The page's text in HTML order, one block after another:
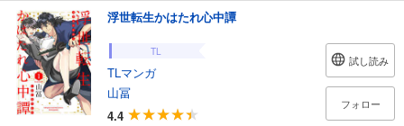
浮世転生かはたれ心中譚
TL
TLマンガ
山冨
4.4
試し読み
フォロー